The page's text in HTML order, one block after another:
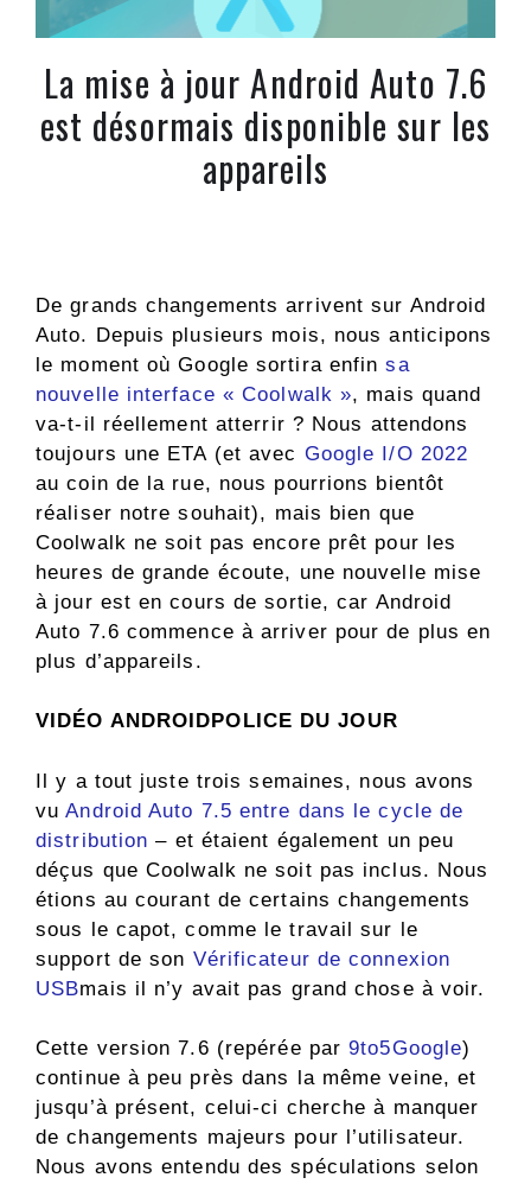
La mise à jour Android Auto 7.6
est désormais disponible sur les
appareils
De grands changements arrivent sur Android
Auto. Depuis plusieurs mois, nous anticipons
le moment où Google sortira enfinsa
nouvelle interface « Coolwalk », mais quand
va-t-il réellement atterrir ? Nous attendons
toujours une ETA (et avec Google I/O 2022
au coin de la rue, nous pourrions bientôt
réaliser notre souhait), mais bien que
Coolwalk ne soit pas encore prêt pour les
heures de grande écoute, une nouvelle mise
à jour est en cours de sortie, car Android
Auto 7.6 commence à arriver pour de plus en
plus d’appareils.
VIDÉO ANDROIDPOLICE DU JOUR
Il y a tout juste trois semaines, nous avons
vuAndroid Auto 7.5 entre dans le cycle de
distribution – et étaient également un peu
déçus que Coolwalk ne soit pas inclus. Nous
étions au courant de certains changements
sous le capot, comme le travail sur le
support de son Vérificateur de connexion
USBmais il n’y avait pas grand chose à voir.
Cette version 7.6 (repérée par9to5Google)
continue à peu près dans la même veine, et
jusqu’à présent, celui-ci cherche à manquer
de changements majeurs pour l’utilisateur.
Nous avons entendu des spéculations selon